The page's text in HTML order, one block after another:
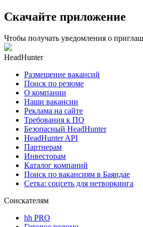
Скачайте приложение
Чтобы получать уведомления о
HeadHunter
Размещение вакансий
Поиск по резюме
О компании
Наши вакансии
Реклама на сайте
Требования к ПО
Безопасный HeadHunter
HeadHunter API
Партнерам
Инвесторам
Каталог компаний
Поиск по вакансиям в Баяндае
Сетка: соцсеть для нетворкинга
Соискателям
hh PRO